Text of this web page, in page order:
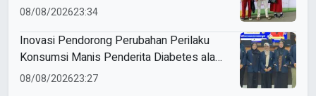
08/08/202623:34
Inovasi Pendorong Perubahan Perilaku
Konsumsi Manis Penderita Diabetes ala
Mahasiswa Unesa
08/08/202623:27